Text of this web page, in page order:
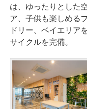
は、ゆったりとした
ア、子供も楽しめる
ドリー、ベイエリア
サイクルを完備。